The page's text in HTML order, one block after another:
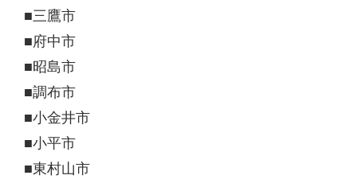
■三鷹市
■府中市
■昭島市
■調布市
■小金井市
■小平市
■東村山市